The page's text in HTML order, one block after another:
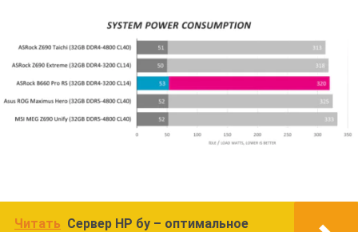
Читать Сервер HP бу – оптимальное